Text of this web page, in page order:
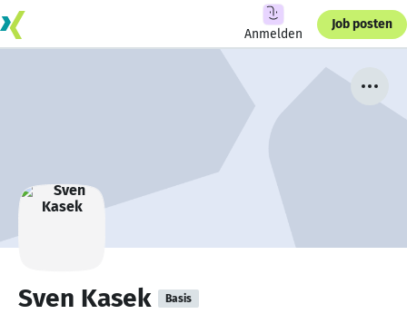
Anmelden
Job posten
Sven Kasek Basis